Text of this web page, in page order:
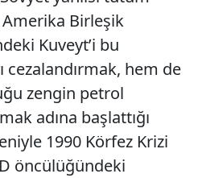
Amerika Birleşik
Kuveyt’i bu
hem de
zengin petrol
adına başlattığı
1990 Körfez Krizi
öncülüğündeki